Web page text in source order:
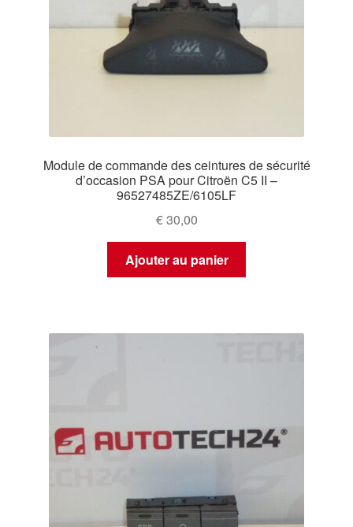
Module de commande des ceintures de sécurité
d’occasion PSA pour Citroën C5 II –
96527485ZE/6105LF
€30,00
Ajouter au panier